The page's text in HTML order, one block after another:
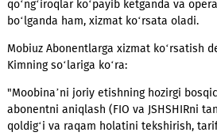
✓ to‘g‘ri javobni ovoz chiqarib aytadi
Eng muhimi -
Moobina bir vaqtning o‘zida o‘nlab
qo‘ng‘iroqlar ko‘payib ketganda va